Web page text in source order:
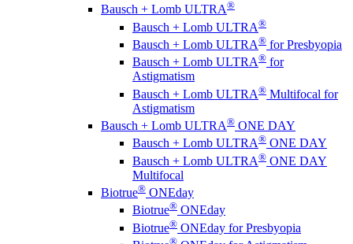
Bausch + Lomb ULTRA®
Bausch + Lomb ULTRA®
Bausch + Lomb ULTRA® for Presbyopia
Bausch + Lomb ULTRA® for
Astigmatism
Bausch + Lomb ULTRA® Multifocal for
Astigmatism
Bausch + Lomb ULTRA® ONE DAY
Bausch + Lomb ULTRA® ONE DAY
Bausch + Lomb ULTRA® ONE DAY
Multifocal
Biotrue® ONEday
Biotrue® ONEday
Biotrue® ONEday for Presbyopia
®